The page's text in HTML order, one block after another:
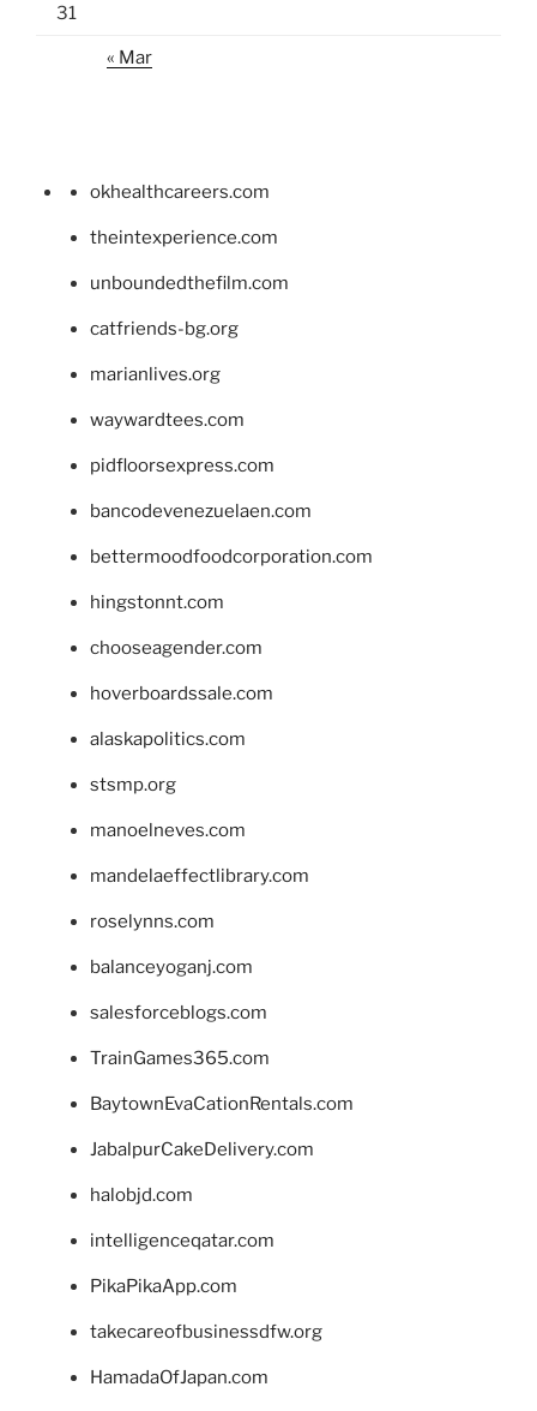
31
« Mar
okhealthcareers.com
theintexperience.com
unboundedthefilm.com
catfriends-bg.org
marianlives.org
waywardtees.com
pidfloorsexpress.com
bancodevenezuelaen.com
bettermoodfoodcorporation.com
hingstonnt.com
chooseagender.com
hoverboardssale.com
alaskapolitics.com
stsmp.org
manoelneves.com
mandelaeffectlibrary.com
roselynns.com
balanceyoganj.com
salesforceblogs.com
TrainGames365.com
BaytownEvaCationRentals.com
JabalpurCakeDelivery.com
halobjd.com
intelligenceqatar.com
PikaPikaApp.com
takecareofbusinessdfw.org
HamadaOfJapan.com